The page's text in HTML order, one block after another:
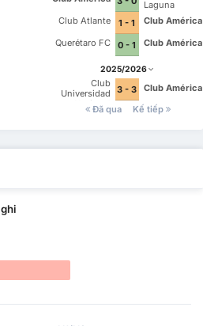
Laguna
Club Atlante
1 - 1
Club América
Querétaro FC
0 - 1 Club América
2025/2026
Club
Universidad
Nacional
3 - 3
Club América
Đã qua
Kế tiếp